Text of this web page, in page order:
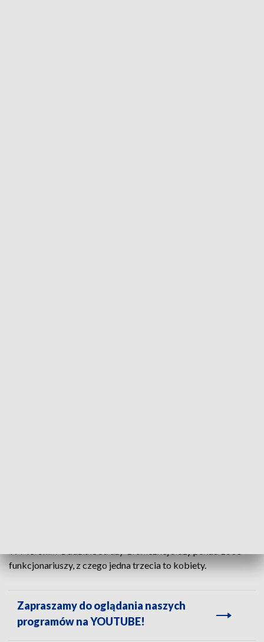
funkcjonariuszy, z czego jedna trzecia to kobiety.
Zapraszamy do oglądania naszych
programów na YOUTUBE!